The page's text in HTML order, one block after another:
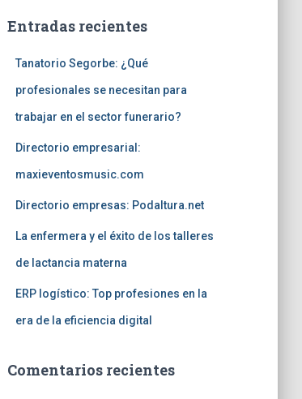
r
Entradas recientes
Tanatorio Segorbe: ¿Qué
profesionales se necesitan para
trabajar en el sector funerario?
Directorio empresarial:
maxieventosmusic.com
Directorio empresas: Podaltura.net
La enfermera y el éxito de los talleres
de lactancia materna
ERP logístico: Top profesiones en la
era de la eficiencia digital
Comentarios recientes